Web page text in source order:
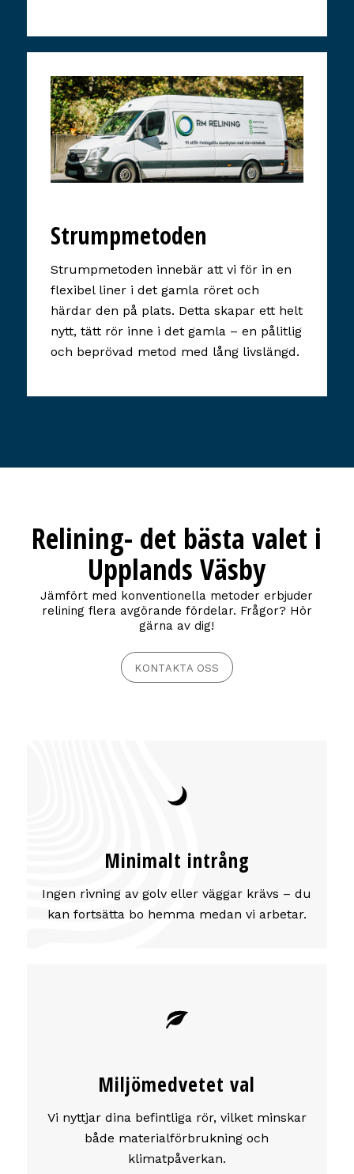
Strumpmetoden
Strumpmetoden innebär att vi för in en
flexibel liner i det gamla röret och
härdar den på plats. Detta skapar ett helt
nytt, tätt rör inne i det gamla – en pålitlig
och beprövad metod med lång livslängd.
Relining- det bästa valet i
Upplands Väsby
Jämfört med konventionella metoder erbjuder
relining flera avgörande fördelar. Frågor? Hör
gärna av dig!
KONTAKTA OSS
Minimalt intrång
Ingen rivning av golv eller väggar krävs – du
kan fortsätta bo hemma medan vi arbetar.
Miljömedvetet val
Vi nyttjar dina befintliga rör, vilket minskar
både materialförbrukning och
klimatpåverkan.